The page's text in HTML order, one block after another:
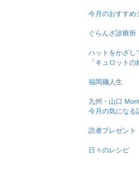
今月のおすすめ
ぐらんざ診療所
ハットをかざし
「キュロットの
福岡麺人生
九州・山口
今月の気になる
読者プレゼント
日々のレシピ